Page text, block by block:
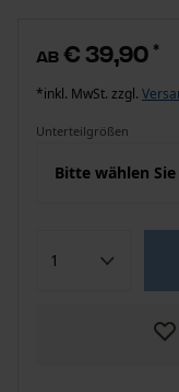
ab € 39,90 *
*inkl. MwSt. zzgl.
Unterteilgrößen
Bitte wählen